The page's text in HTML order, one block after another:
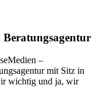
Beratungsagentur
–
mit Sitz in
wichtig und ja, wir